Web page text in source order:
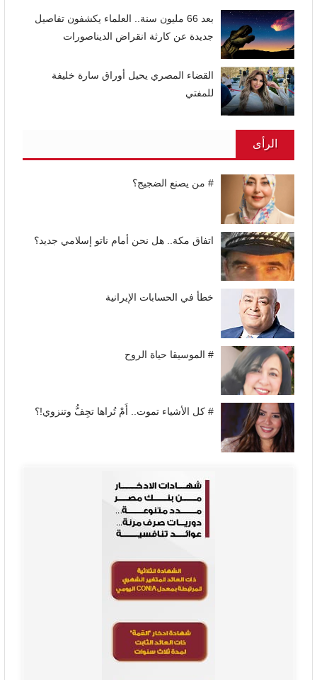
بعد 66 مليون سنة.. العلماء يكشفون تفاصيل
جديدة عن كارثة انقراض الديناصورات
القضاء المصري يحيل أوراق سارة خليفة
للمفتي
الرأى
# من يصنع الضجيج؟
اتفاق مكة.. هل نحن أمام ناتو إسلامي جديد؟
خطأ في الحسابات الإيرانية
# الموسيقا حياة الروح
# كل الأشياء تموت.. أَمْ تُراها تجِفُّ وتنزوي!؟